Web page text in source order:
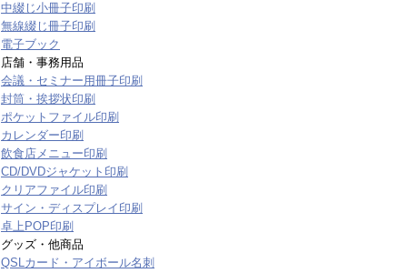
中綴じ小冊子印刷
無線綴じ冊子印刷
電子ブック
店舗・事務用品
会議・セミナー用冊子印刷
封筒・挨拶状印刷
ポケットファイル印刷
カレンダー印刷
飲食店メニュー印刷
CD/DVDジャケット印刷
クリアファイル印刷
サイン・ディスプレイ印刷
卓上POP印刷
グッズ・他商品
QSLカード・アイボール名刺